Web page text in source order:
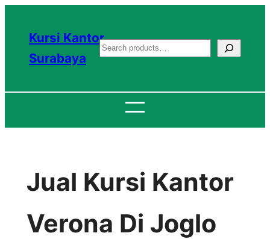
konten
Kursi Kantor
Surabaya
S
a
c
Jual Kursi Kantor
Verona Di Joglo